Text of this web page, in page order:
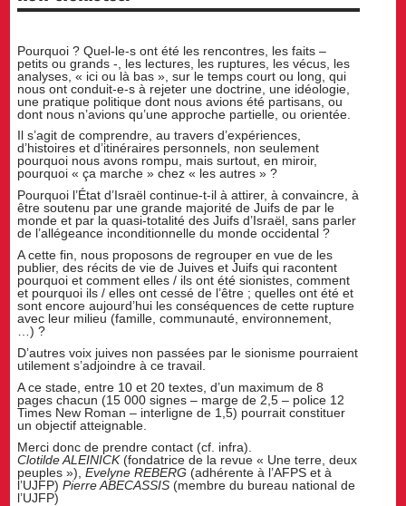
Pourquoi ? Quel-le-s ont été les rencontres, les faits –
petits ou grands -, les lectures, les ruptures, les vécus, les
analyses, « ici ou là bas », sur le temps court ou long, qui
nous ont conduit-e-s à rejeter une doctrine, une idéologie,
une pratique politique dont nous avions été partisans, ou
dont nous n’avions qu’une approche partielle, ou orientée.
Il s’agit de comprendre, au travers d’expériences,
d’histoires et d’itinéraires personnels, non seulement
pourquoi nous avons rompu, mais surtout, en miroir,
pourquoi « ça marche » chez « les autres » ?
Pourquoi l’État d’Israël continue-t-il à attirer, à convaincre, à
être soutenu par une grande majorité de Juifs de par le
monde et par la quasi-totalité des Juifs d’Israël, sans parler
de l’allégeance inconditionnelle du monde occidental ?
A cette fin, nous proposons de regrouper en vue de les
publier, des récits de vie de Juives et Juifs qui racontent
pourquoi et comment elles / ils ont été sionistes, comment
et pourquoi ils / elles ont cessé de l’être ; quelles ont été et
sont encore aujourd’hui les conséquences de cette rupture
avec leur milieu (famille, communauté, environnement,
…) ?
D’autres voix juives non passées par le sionisme pourraient
utilement s’adjoindre à ce travail.
A ce stade, entre 10 et 20 textes, d’un maximum de 8
pages chacun (15 000 signes – marge de 2,5 – police 12
Times New Roman – interligne de 1,5) pourrait constituer
un objectif atteignable.
Merci donc de prendre contact (cf. infra).
Clotilde ALEINICK (fondatrice de la revue « Une terre, deux
peuples »), Evelyne REBERG (adhérente à l’AFPS et à
l’UJFP)Pierre ABECASSIS (membre du bureau national de
l’UJFP)